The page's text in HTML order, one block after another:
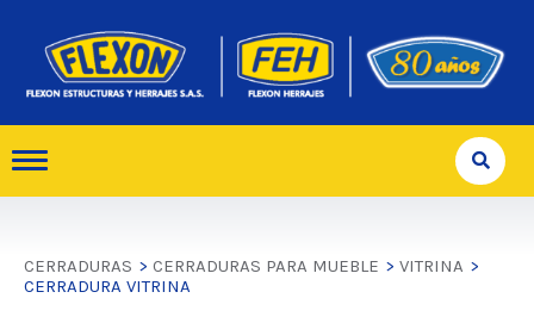
CERRADURAS > CERRADURAS PARA MUEBLE > VITRINA >
CERRADURA VITRINA